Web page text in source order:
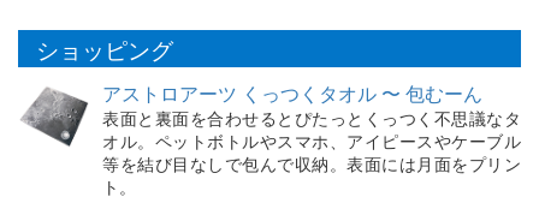
ショッピング
アストロアーツ くっつくタオル 〜 包むーん
表面と裏面を合わせるとぴたっとくっつく不思議なタ
オル。ペットボトルやスマホ、アイピースやケーブル
等を結び目なしで包んで収納。表面には月面をプリン
ト。